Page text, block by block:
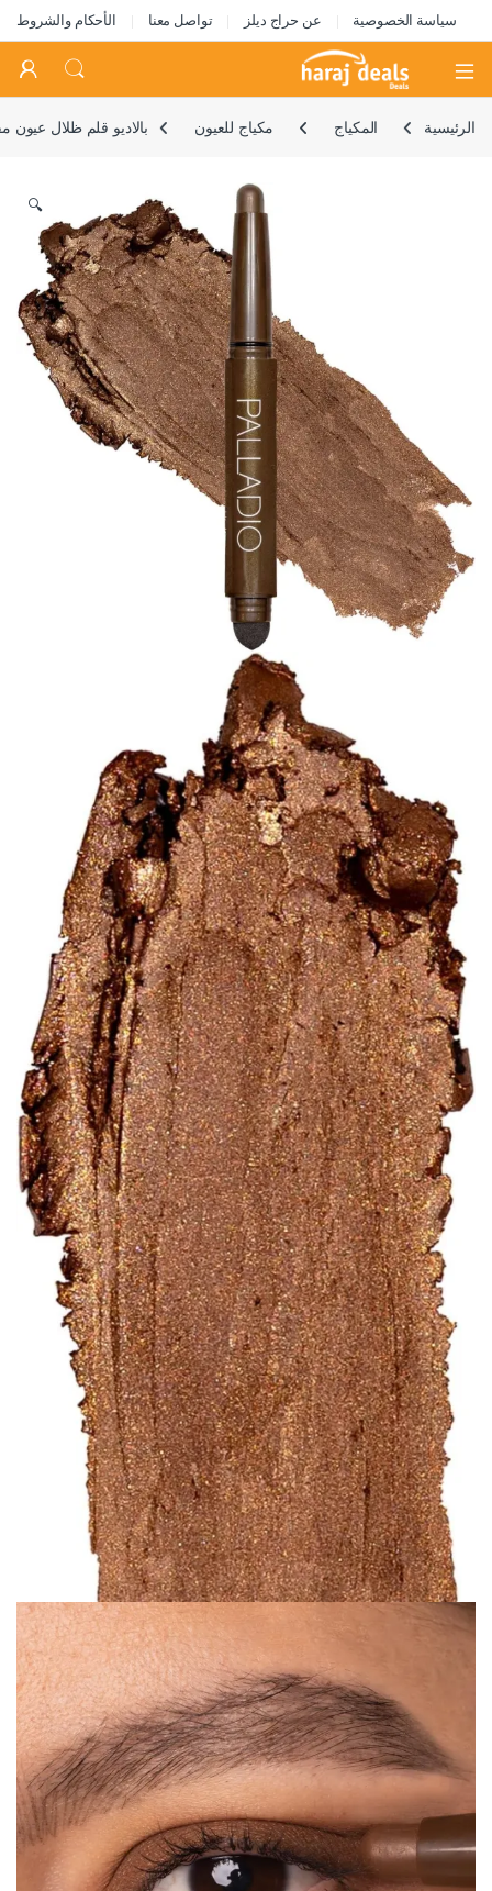
سياسة الخصوصية عن حراج ديلز تواصل معنا الأحكام والشروط
Open
الرئيسية المكياج مكياج للعيون بالاديو قلم ظلال عيون
🔍